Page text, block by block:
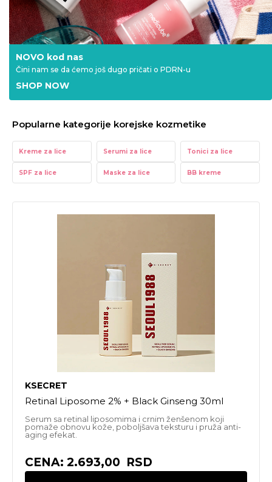
NOVO kod nas
Čini nam se da ćemo još dugo pričati o PDRN-u
SHOP NOW
Popularne kategorije korejske kozmetike
Kreme za lice Serumi za lice Tonici za lice
SPF za lice Maske za lice BB kreme
KSECRET
Retinal Liposome 2% + Black Ginseng 30ml
Serum sa retinal liposomima i crnim ženšenom koji
pomaže obnovu kože, poboljšava teksturu i pruža anti-
aging efekat.
CENA: 2.693,00 RSD